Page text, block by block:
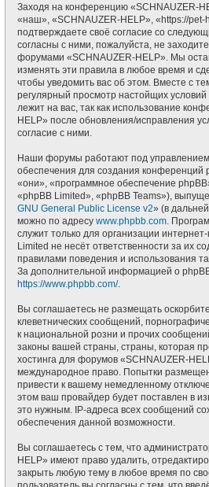
Заходя на конференцию «SCHNAUZER-
«наш», «SCHNAUZER-HELP», «https://pet-
подтверждаете своё согласие со
согласны с ними, пожалуйста, не
форумами «SCHNAUZER-HELP». Мы
изменять эти правила в любое время и
чтобы уведомить вас об этом. Вместе с
регулярный просмотр настойщих
лежит на вас, так как использование
HELP» после обновления/исправления
согласие с ними.
Наши форумы работают под
обеспечения для создания конференций
«они», «программное обеспечение
«phpBB Limited», «phpBB Teams»),
GNU General Public License v2» (в
можно по адресу www.phpbb.com .
служит только для организации
Limited не несёт ответственности за их
правилами поведения и использования
За дополнительной информацией о
https://www.phpbb.com/.
Вы соглашаетесь не размещать
клеветнических сообщений,
к национальной розни и прочих
законы вашей страны, страны, которая
хостинга для форумов «SCHNAUZER-
международное право. Попытки
привести к вашему немедленному
этом ваш провайдер будет поставлен в
это нужным. IP-адреса всех сообщений
обеспечения данной возможности.
Вы соглашаетесь с тем, что
HELP» имеют право удалить,
закрыть любую тему в любое время по